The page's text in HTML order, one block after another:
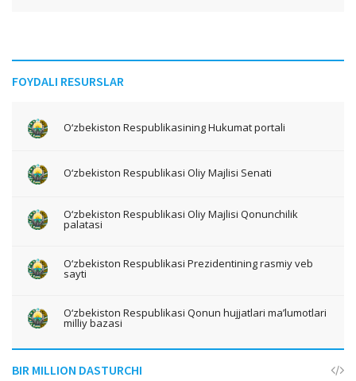
FOYDALI RESURSLAR
O‘zbekiston Respublikasining Hukumat portali
O‘zbekiston Respublikasi Oliy Majlisi Senati
O‘zbekiston Respublikasi Oliy Majlisi Qonunchilik
palatasi
O‘zbekiston Respublikasi Prezidentining rasmiy veb
sayti
O‘zbekiston Respublikasi Qonun hujjatlari ma’lumotlari
milliy bazasi
BIR MILLION DASTURCHI